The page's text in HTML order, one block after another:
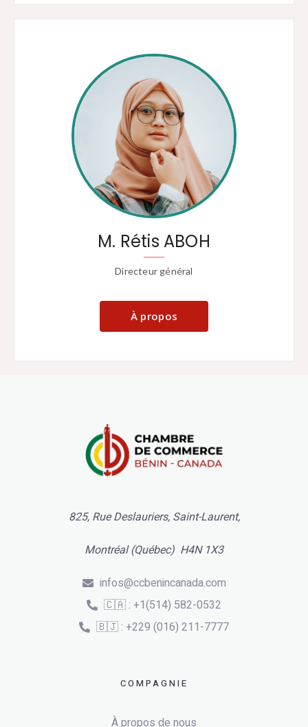
M. Rétis ABOH
Directeur général
À propos
825, Rue Deslauriers, Saint-Laurent,
Montréal (Québec) H4N 1X3
infos@ccbenincanada.com
🇨🇦 : +1(514) 582-0532
🇧🇯 : +229 (016) 211-7777
COMPAGNIE
À propos de nous